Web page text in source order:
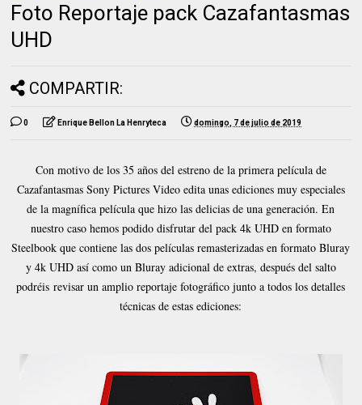
Foto Reportaje pack Cazafantasmas
UHD
COMPARTIR:
0 Enrique Bellon La Henryteca domingo, 7 de julio de 2019
Con motivo de los 35 años del estreno de la primera película de
Cazafantasmas Sony Pictures Video edita unas ediciones muy especiales
de la magnífica película que hizo las delicias de una generación. En
nuestro caso hemos podido disfrutar del pack 4k UHD en formato
Steelbook que contiene las dos películas remasterizadas en formato Bluray
y 4k UHD así como un Bluray adicional de extras, después del salto
podréis revisar un amplio reportaje fotográfico junto a todos los detalles
técnicas de estas ediciones: